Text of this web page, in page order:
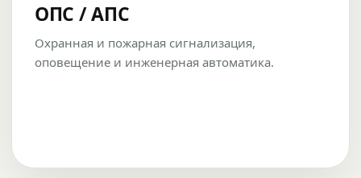
ОПС / АПС
Охранная и пожарная сигнализация,
оповещение и инженерная автоматика.